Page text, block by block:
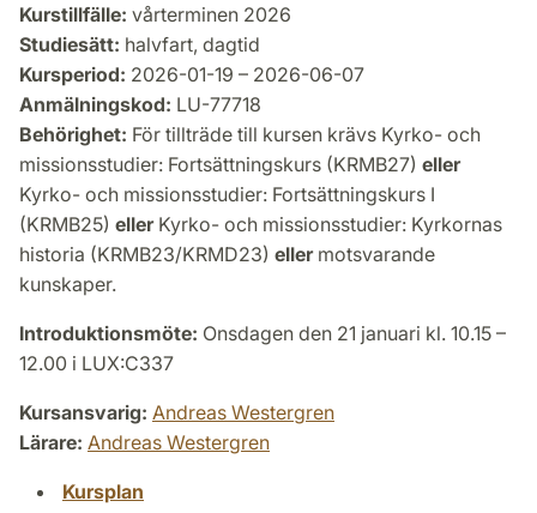
Kurstillfälle: vårterminen 2026
Studiesätt: halvfart, dagtid
Kursperiod: 2026-01-19 – 2026-06-07
Anmälningskod: LU-77718
Behörighet: För tillträde till kursen krävs Kyrko- och
missionsstudier: Fortsättningskurs (KRMB27) eller
Kyrko- och missionsstudier: Fortsättningskurs I
(KRMB25) eller Kyrko- och missionsstudier: Kyrkornas
historia (KRMB23/KRMD23) eller motsvarande
kunskaper.
Introduktionsmöte: Onsdagen den 21 januari kl. 10.15 –
12.00 i LUX:C337
Kursansvarig: Andreas Westergren
Lärare: Andreas Westergren
Kursplan